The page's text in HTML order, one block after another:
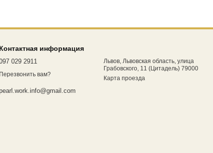
Контактная информация
029 2911
Перезвонить вам?
Львов, Львовская область, улица
Грабовского, 11 (Цитадель) 79000
Карта проезда